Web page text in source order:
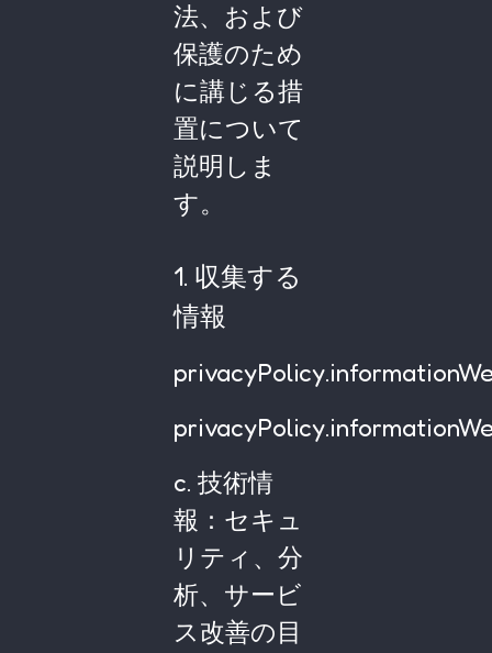
法、および
保護のため
に講じる措
置について
説明しま
す。
1. 収集する
情報
c. 技術情
報：セキュ
リティ、分
析、サービ
ス改善の目